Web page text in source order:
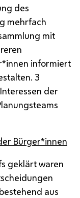
des
mehrfach
mit
informiert
3
der
Bürger*innen
geklärt waren
aus